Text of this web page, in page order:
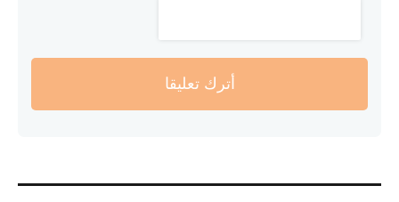
أترك تعليقا